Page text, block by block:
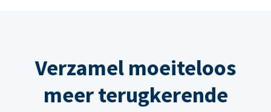
Verzamel moeiteloos
meer terugkerende